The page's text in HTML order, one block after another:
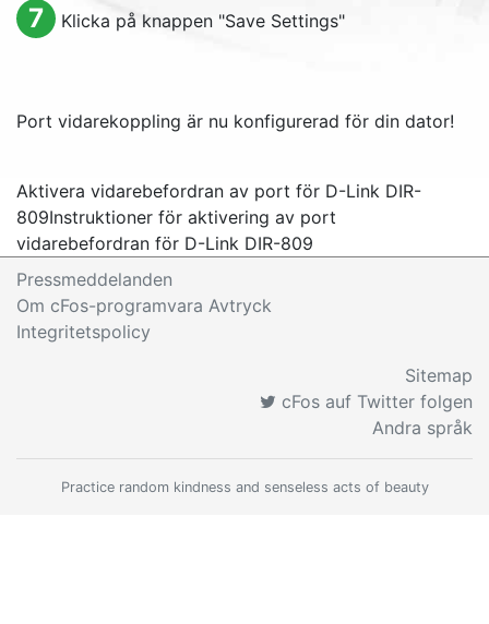
7 Klicka på knappen "Save Settings"
Port vidarekoppling är nu konfigurerad för din dator!
Aktivera vidarebefordran av port för D-Link DIR-
809Instruktioner för aktivering av port
vidarebefordran för D-Link DIR-809
Pressmeddelanden
Om cFos-programvara Avtryck
Integritetspolicy
Sitemap
cFos auf Twitter folgen
Andra språk
Practice random kindness and senseless acts of beauty